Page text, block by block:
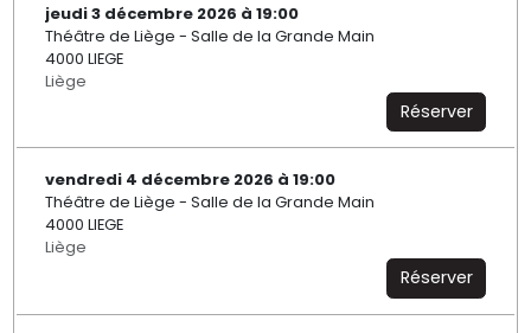
jeudi 3 décembre 2026 à 19:00
Théâtre de Liège - Salle de la Grande Main
4000 LIEGE
Liège
Réserver
vendredi 4 décembre 2026 à 19:00
Théâtre de Liège - Salle de la Grande Main
4000 LIEGE
Liège
Réserver